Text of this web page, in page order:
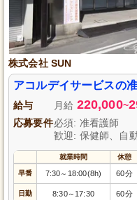
株式会社 SUN
アコルデイサービスの
給与 月給 220,000~
応募要件必須: 准看護師
歓迎: 保健師、自
就業時間 休憩
早番 7:30～ 18:00(8h) 60分
日勤 8:30～ 17:30 60分